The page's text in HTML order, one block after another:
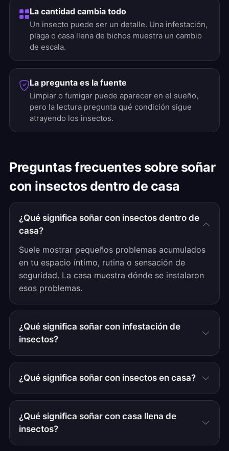
La cantidad cambia todo
Un insecto puede ser un detalle. Una infestación,
plaga o casa llena de bichos muestra un cambio
de escala.
La pregunta es la fuente
Limpiar o fumigar puede aparecer en el sueño,
pero la lectura pregunta qué condición sigue
atrayendo los insectos.
Preguntas frecuentes sobre soñar
con insectos dentro de casa
¿Qué significa soñar con insectos dentro de
casa?
Suele mostrar pequeños problemas acumulados
en tu espacio íntimo, rutina o sensación de
seguridad. La casa muestra dónde se instalaron
esos problemas.
¿Qué significa soñar con infestación de
insectos?
¿Qué significa soñar con insectos en casa?
¿Qué significa soñar con casa llena de
insectos?